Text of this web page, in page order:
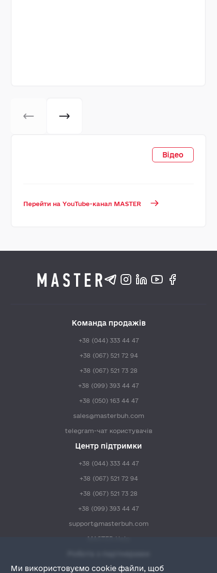
Відео
Перейти на YouTube-канал MASTER
Команда продажів
+38 (044) 333 44 47
+38 (067) 521 72 94
+38 (067) 521 73 28
+38 (099) 393 44 47
+38 (050) 163 44 47
sales@masterbuh.com
telegram-чат користувачів
Центр підтримки
+38 (044) 333 44 47
+38 (067) 521 72 94
+38 (067) 521 73 28
+38 (099) 393 44 47
support@masterbuh.com
MASTER:Help
+38 (044) 333 48 47
Ми використовуємо cookie файли, щоб